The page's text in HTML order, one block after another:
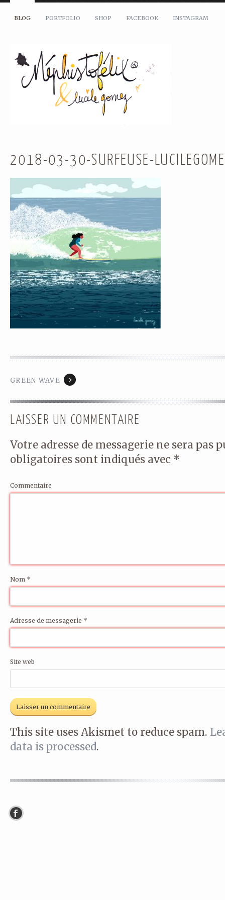
BLOG PORTFOLIO SHOP FACEBOOK INSTAGRAM
2018-03-30-SURFEUSE-
GREEN WAVE
LAISSER UN COMMENTAIRE
Votre adresse de messagerie ne sera pas
obligatoires sont indiqués avec *
Commentaire
Nom *
Adresse de messagerie *
Site web
This site uses Akismet to reduce spam.
data is processed.